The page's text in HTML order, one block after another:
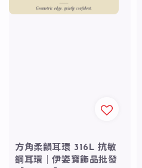
方角柔韻耳環 316L 抗敏
鋼耳環｜伊姿寶飾品批發